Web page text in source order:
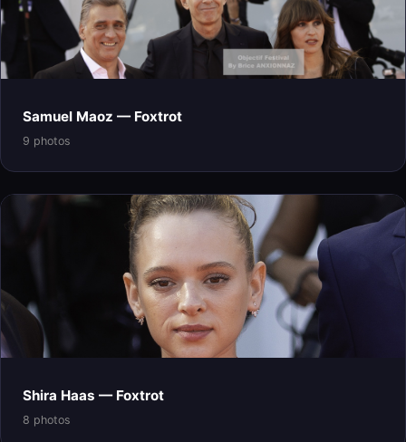
Samuel Maoz — Foxtrot
9 photos
Shira Haas — Foxtrot
8 photos